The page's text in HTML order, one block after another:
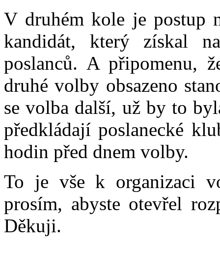
V druhém kole je postup
kandidát, který získal
poslanců. A připomenu,
druhé volby obsazeno
se volba další, už by to
předkládají poslanecké
hodin před dnem volby.
To je vše k organizaci
prosím, abyste otevřel
Děkuji.